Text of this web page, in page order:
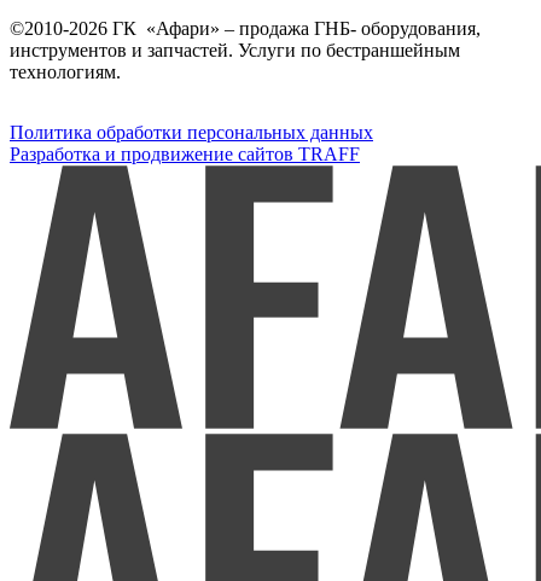
©2010-2026 ГК «Афари» – продажа ГНБ- оборудования,
инструментов и запчастей. Услуги по бестраншейным
технологиям.
Политика обработки персональных данных
Разработка и продвижение сайтов TRAFF